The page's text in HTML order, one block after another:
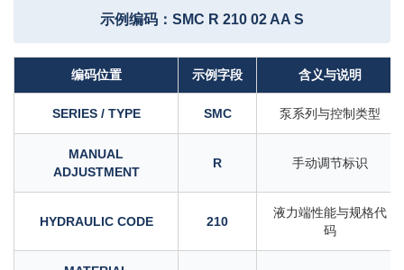
示例编码：SMC R 210 02 AA S
编码位置 示例字段 含义与说明
SERIES / TYPE SMC 泵系列与控制类型
MANUAL
ADJUSTMENT
R 手动调节标识
HYDRAULIC CODE 210
液力端性能与规格代
码